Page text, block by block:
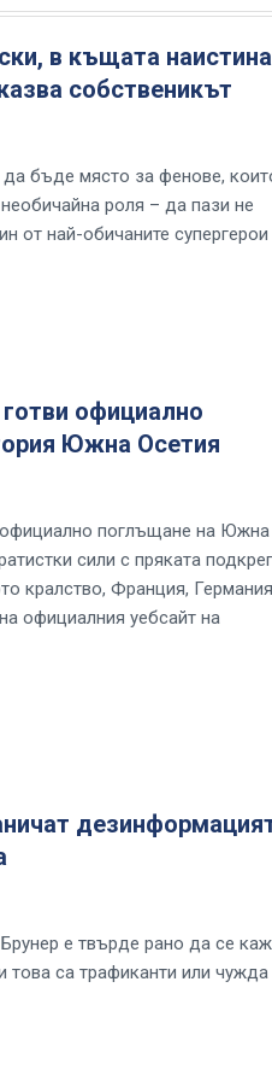
в къщата
собственикът
бъде място за фенове,
роля – да пази не
от най-обичаните супергерои
официално
Южна Осетия
официално поглъщане на Южна
сили с пряката
кралство, Франция,
официалния уебсайт на
е твърде рано да се
са трафиканти или чужда